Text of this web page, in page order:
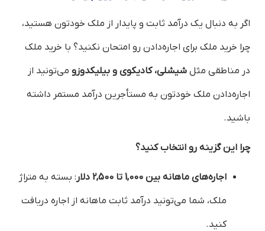
اگر به دنبال یک درآمد ثابت و پایدار از ملک خودتون هستید،
چرا خرید ملک برای اجاره‌دادن رو امتحان نکنید؟ با خرید ملک
در مناطقی مثل شیشلی، کادیکوی و بیلیکدوزو می‌تونید از
اجاره‌دادن ملک خودتون به مستأجرین درآمد مستمر داشته
باشید.
چرا این گزینه رو انتخاب کنید؟
اجاره‌های ماهانه بین 1,000 تا 2,500 دلار
: بسته به متراژ
ملک، شما می‌تونید درآمد ثابت ماهانه از اجاره دریافت
کنید.